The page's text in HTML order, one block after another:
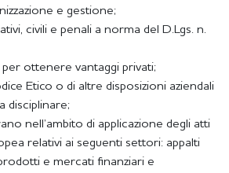
e gestione;
civili e penali a norma del D.Lgs. n.
ottenere vantaggi privati;
Etico o di altre disposizioni aziendali
disciplinare;
nell’ambito di applicazione degli atti
relativi ai seguenti settori: appalti
e mercati finanziari e